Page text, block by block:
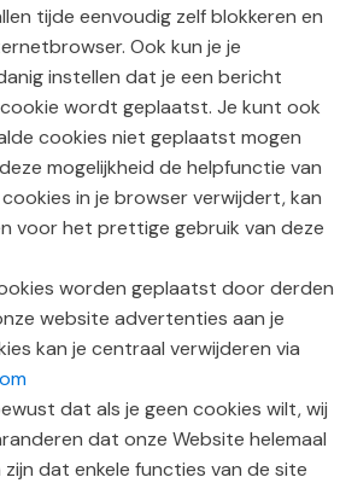
tijde eenvoudig zelf blokkeren en
Ook kun je je
instellen dat je een bericht
wordt geplaatst. Je kunt ook
cookies niet geplaatst mogen
mogelijkheid de helpfunctie van
in je browser verwijdert, kan
voor het prettige gebruik van deze
worden geplaatst door derden
website advertenties aan je
kan je centraal verwijderen via
dat als je geen cookies wilt, wij
dat onze Website helemaal
dat enkele functies van de site